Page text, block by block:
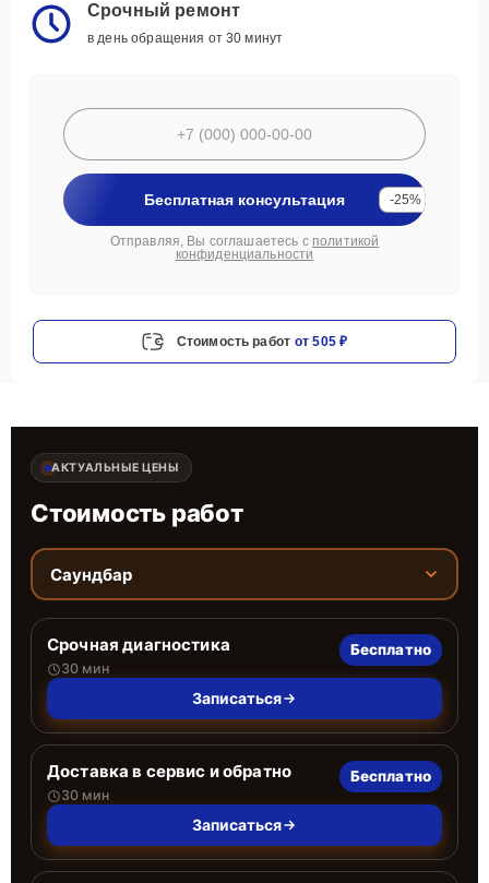
Срочный ремонт
в день обращения от 30 минут
Бесплатная консультация -25%
Отправляя, Вы соглашаетесь с политикой
конфиденциальности
Стоимость работ от 505 ₽
АКТУАЛЬНЫЕ ЦЕНЫ
Стоимость работ
Саундбар
Срочная диагностика
30 мин
Бесплатно
Записаться
Доставка в сервис и обратно
30 мин
Бесплатно
Записаться